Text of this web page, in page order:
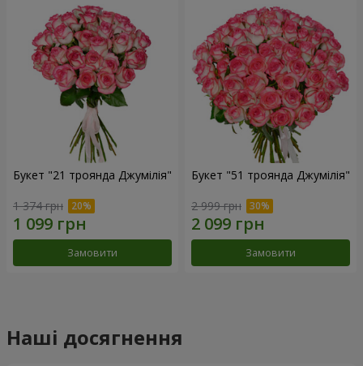
Букет "21 троянда Джумілія"
1 374 грн
Замовити
Букет "51 троянда Джумілія"
2 999 грн
Замовити
Наші досягнення